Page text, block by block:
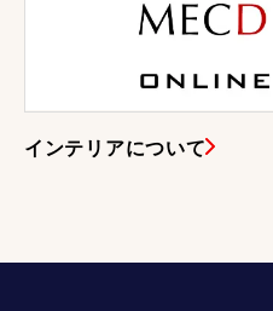
インテリアについて